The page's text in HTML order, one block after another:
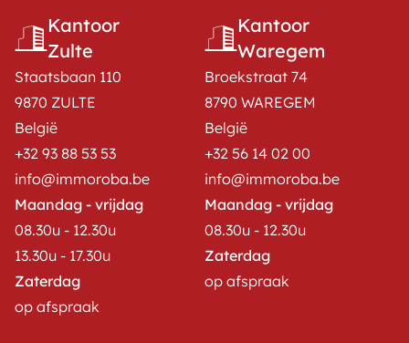
Kantoor
Zulte
Staatsbaan 110
9870 ZULTE
België
+32 93 88 53 53
info@immoroba.be
Maandag - vrijdag
08.30u - 12.30u
13.30u - 17.30u
Zaterdag
op afspraak
Kantoor
Waregem
Broekstraat 74
8790 WAREGEM
België
+32 56 14 02 00
info@immoroba.be
Maandag - vrijdag
08.30u - 12.30u
Zaterdag
op afspraak